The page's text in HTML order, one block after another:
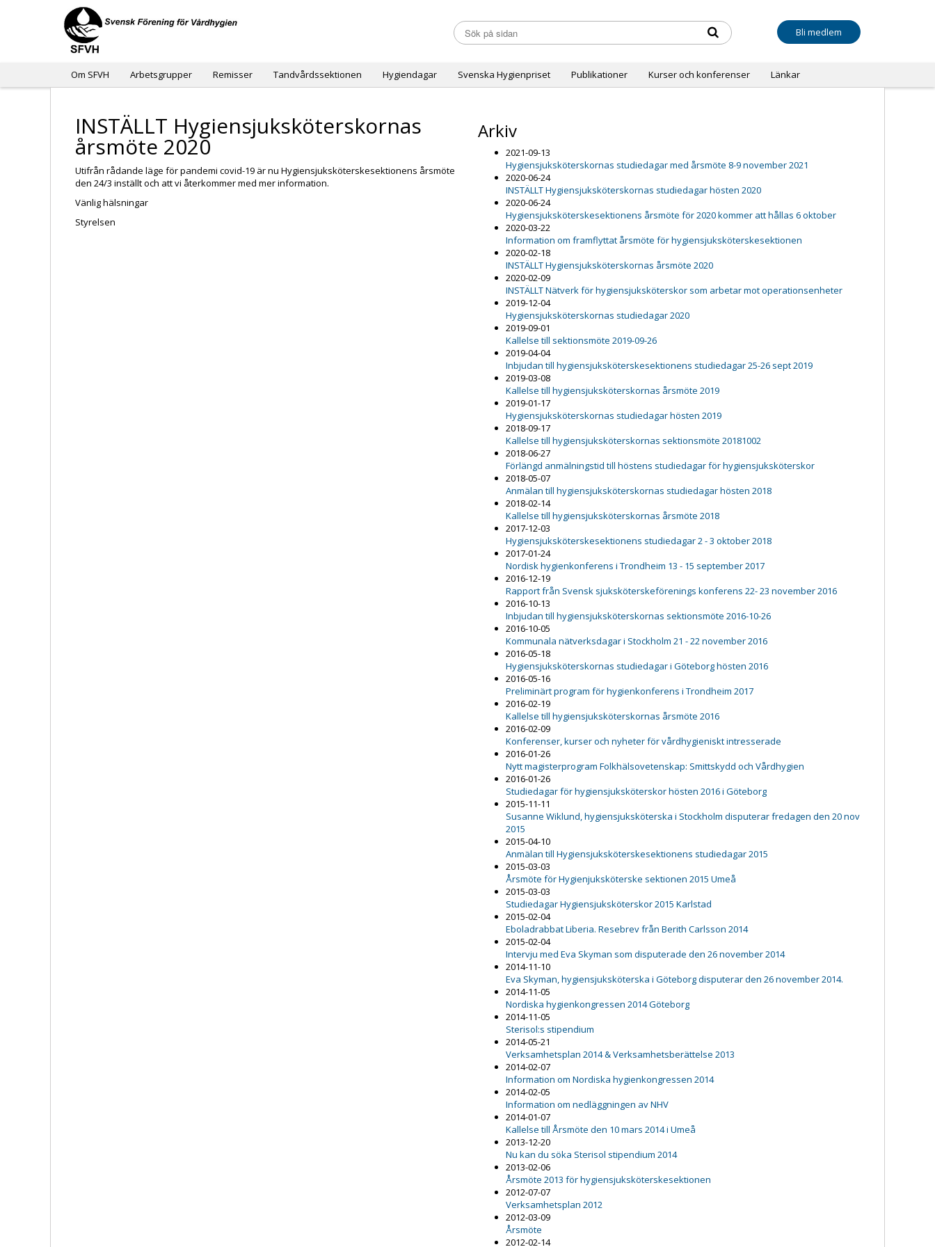
Bli medlem
Om SFVH Arbetsgrupper Remisser Tandvårdssektionen Hygiendagar Svenska Hygienpriset Publikationer Kurser och konferenser Länkar
INSTÄLLT Hygiensjuksköterskornas
årsmöte 2020
Utifrån rådande läge för pandemi covid-19 är nu Hygiensjuksköterskesektionens årsmöte
den 24/3 inställt och att vi återkommer med mer information.
Vänlig hälsningar
Styrelsen
Arkiv
2021-09-13
Hygiensjuksköterskornas studiedagar med årsmöte 8-9 november 2021
2020-06-24
INSTÄLLT Hygiensjuksköterskornas studiedagar hösten 2020
2020-06-24
Hygiensjuksköterskesektionens årsmöte för 2020 kommer att hållas 6 oktober
2020-03-22
Information om framflyttat årsmöte för hygiensjuksköterskesektionen
2020-02-18
INSTÄLLT Hygiensjuksköterskornas årsmöte 2020
2020-02-09
INSTÄLLT Nätverk för hygiensjuksköterskor som arbetar mot operationsenheter
2019-12-04
Hygiensjuksköterskornas studiedagar 2020
2019-09-01
Kallelse till sektionsmöte 2019-09-26
2019-04-04
Inbjudan till hygiensjuksköterskesektionens studiedagar 25-26 sept 2019
2019-03-08
Kallelse till hygiensjuksköterskornas årsmöte 2019
2019-01-17
Hygiensjuksköterskornas studiedagar hösten 2019
2018-09-17
Kallelse till hygiensjuksköterskornas sektionsmöte 20181002
2018-06-27
Förlängd anmälningstid till höstens studiedagar för hygiensjuksköterskor
2018-05-07
Anmälan till hygiensjuksköterskornas studiedagar hösten 2018
2018-02-14
Kallelse till hygiensjuksköterskornas årsmöte 2018
2017-12-03
Hygiensjuksköterskesektionens studiedagar 2 - 3 oktober 2018
2017-01-24
Nordisk hygienkonferens i Trondheim 13 - 15 september 2017
2016-12-19
Rapport från Svensk sjuksköterskeförenings konferens 22- 23 november 2016
2016-10-13
Inbjudan till hygiensjuksköterskornas sektionsmöte 2016-10-26
2016-10-05
Kommunala nätverksdagar i Stockholm 21 - 22 november 2016
2016-05-18
Hygiensjuksköterskornas studiedagar i Göteborg hösten 2016
2016-05-16
Preliminärt program för hygienkonferens i Trondheim 2017
2016-02-19
Kallelse till hygiensjuksköterskornas årsmöte 2016
2016-02-09
Konferenser, kurser och nyheter för vårdhygieniskt intresserade
2016-01-26
Nytt magisterprogram Folkhälsovetenskap: Smittskydd och Vårdhygien
2016-01-26
Studiedagar för hygiensjuksköterskor hösten 2016 i Göteborg
2015-11-11
Susanne Wiklund, hygiensjuksköterska i Stockholm disputerar fredagen den 20 nov
2015
2015-04-10
Anmälan till Hygiensjuksköterskesektionens studiedagar 2015
2015-03-03
Årsmöte för Hygienjuksköterske sektionen 2015 Umeå
2015-03-03
Studiedagar Hygiensjuksköterskor 2015 Karlstad
2015-02-04
Eboladrabbat Liberia. Resebrev från Berith Carlsson 2014
2015-02-04
Intervju med Eva Skyman som disputerade den 26 november 2014
2014-11-10
Eva Skyman, hygiensjuksköterska i Göteborg disputerar den 26 november 2014.
2014-11-05
Nordiska hygienkongressen 2014 Göteborg
2014-11-05
Sterisol:s stipendium
2014-05-21
Verksamhetsplan 2014 & Verksamhetsberättelse 2013
2014-02-07
Information om Nordiska hygienkongressen 2014
2014-02-05
Information om nedläggningen av NHV
2014-01-07
Kallelse till Årsmöte den 10 mars 2014 i Umeå
2013-12-20
Nu kan du söka Sterisol stipendium 2014
2013-02-06
Årsmöte 2013 för hygiensjuksköterskesektionen
2012-07-07
Verksamhetsplan 2012
2012-03-09
Årsmöte
2012-02-14